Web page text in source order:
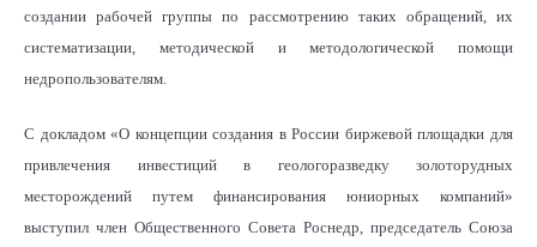
создании рабочей группы по рассмотрению таких обращений, их
систематизации, методической и методологической помощи
недропользователям.
С докладом «О концепции создания в России биржевой площадки для
привлечения инвестиций в геологоразведку золоторудных
месторождений путем финансирования юниорных компаний»
выступил член Общественного Совета Роснедр, председатель Союза